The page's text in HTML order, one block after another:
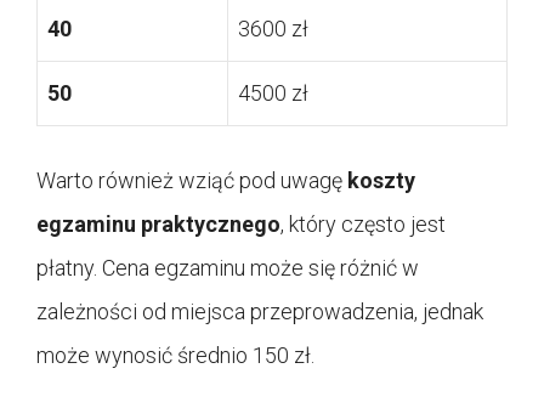
40 3600 zł
50 4500 zł
Warto również wziąć pod uwagę koszty
egzaminu praktycznego, który często jest
płatny. Cena egzaminu może się różnić w
zależności od miejsca przeprowadzenia, jednak
może wynosić średnio 150 zł.